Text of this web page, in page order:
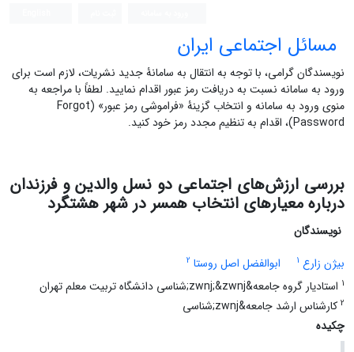
مسائل اجتماعی ایران
نویسندگان گرامی، با توجه به انتقال به سامانۀ جدید نشریات، لازم است برای
ورود به سامانه نسبت به دریافت رمز عبور اقدام نمایید. لطفاً با مراجعه به
منوی ورود به سامانه و انتخاب گزینۀ «فراموشی رمز عبور» (Forgot
Password)، اقدام به تنظیم مجدد رمز خود کنید.
بررسی ارزش‌های اجتماعی دو نسل والدین و فرزندان
درباره معیارهای انتخاب همسر در شهر هشتگرد
نویسندگان
بیژن زارع 1 ابوالفضل اصل روستا 2
1 استادیار گروه جامعه&zwnj;&zwnj;شناسی دانشگاه تربیت معلم تهران
2 کارشناس ارشد جامعه&zwnj;شناسی
چکیده